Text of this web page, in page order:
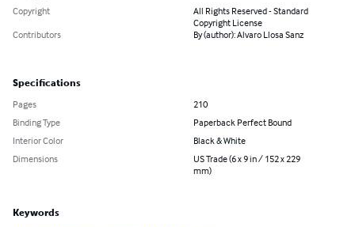
Copyright
All Rights Reserved - Standard
Copyright License
Contributors
By (author): Alvaro Llosa Sanz
Specifications
Pages
210
Binding Type
Paperback Perfect Bound
Interior Color
Black & White
Dimensions
US Trade (6 x 9 in / 152 x 229
mm)
Keywords